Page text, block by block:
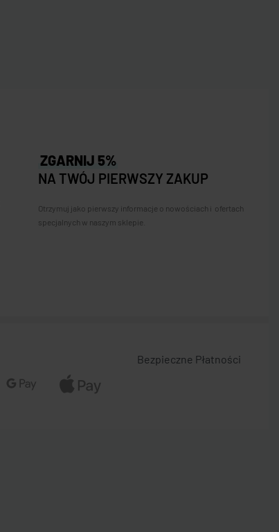
ZGARNIJ 5%
NA TWÓJ PIERWSZY ZAKUP
Otrzymuj jako pierwszy informacje o nowościach i ofertach
specjalnych w naszym sklepie.
Bezpieczne Płatności